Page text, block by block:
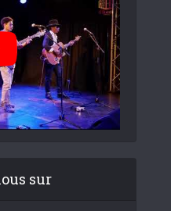
sur